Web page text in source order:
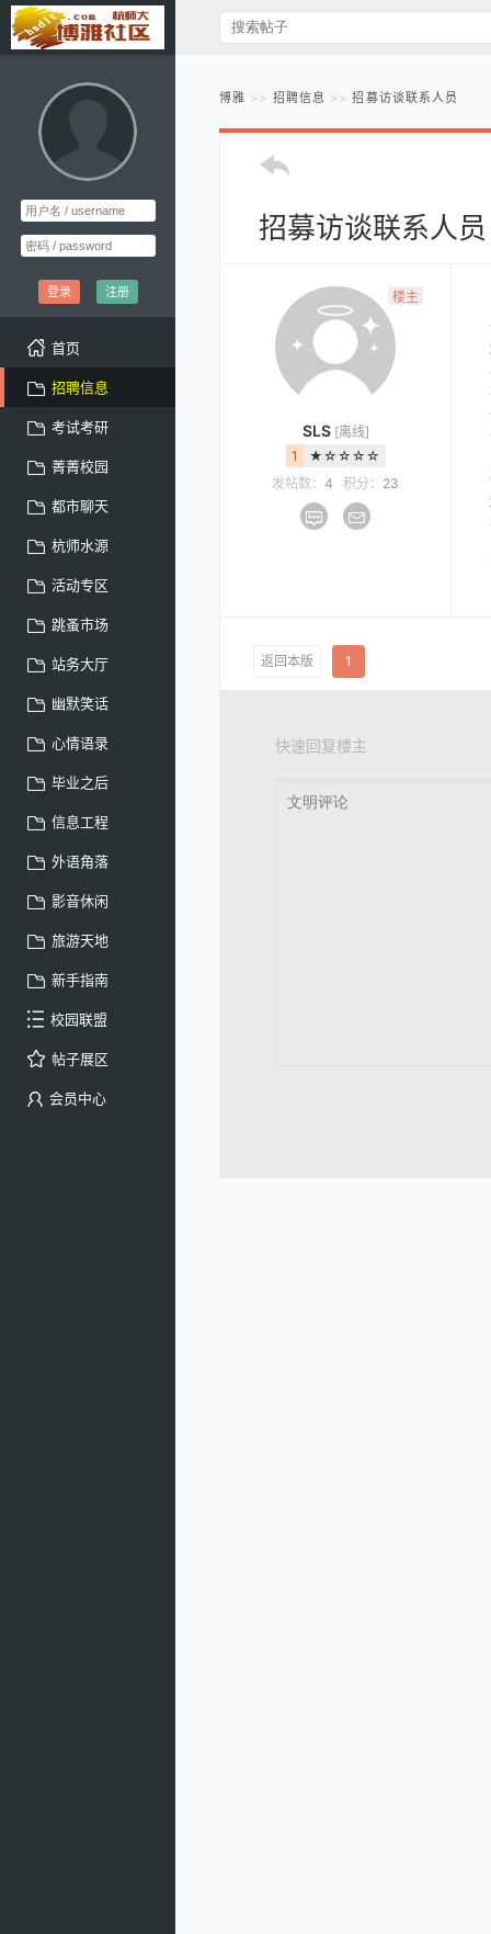
登录 注册
首页
招聘信息
考试考研
菁菁校园
都市聊天
杭师水源
活动专区
跳蚤市场
站务大厅
幽默笑话
心情语录
毕业之后
信息工程
外语角落
影音休闲
旅游天地
新手指南
校园联盟
帖子展区
会员中心
博雅 招聘信息 招募访谈联系人员
招募访谈联系人员
楼主
SLS [离线]
1
★☆☆☆☆
发帖数： 4 积分： 23
返回本版 1
快速回复楼主